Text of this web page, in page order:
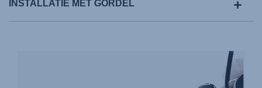
INSTALLATIE MET GORDEL